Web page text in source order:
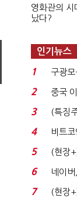
영화관의 시
났다?
인기뉴스
1
구광
로봇
2
중국
국전쟁’
3
(특징
지에
4
비트
처분'
5
(현장
요"…'
6
네이
비
7 (현장